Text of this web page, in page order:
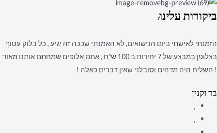
ביקורותעלינו:
הזמנתי לאישתי ביום הנישואים, לא האמנתי שככה זה יגיע , כל בלוק עטוף
בצלופן במבצע של 7 יחידות ב 100 ש"ח , אתם אלופים שמחתם אותנו מאוד
! השליח היה מדהים וסובלני שאין דברים כאלה !
בר וקנין